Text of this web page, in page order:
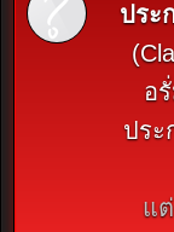
ประ
อ
ประ
แ